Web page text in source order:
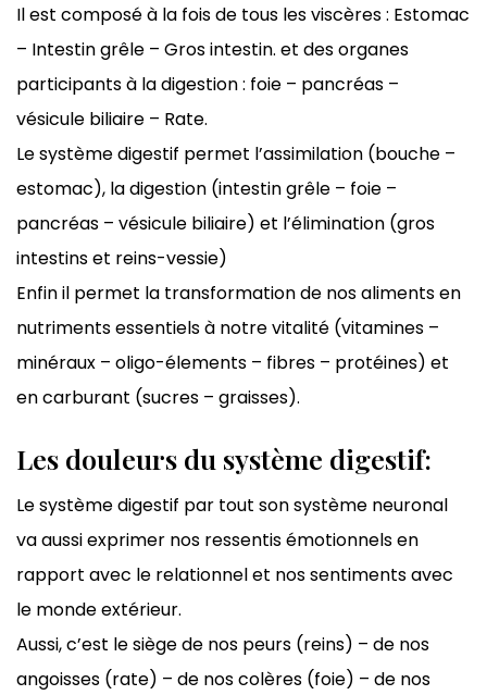
Il est composé à la fois de tous les viscères : Estomac
– Intestin grêle – Gros intestin. et des organes
participants à la digestion : foie – pancréas –
vésicule biliaire – Rate.
Le système digestif permet l’assimilation (bouche –
estomac), la digestion (intestin grêle – foie –
pancréas – vésicule biliaire) et l’élimination (gros
intestins et reins-vessie)
Enfin il permet la transformation de nos aliments en
nutriments essentiels à notre vitalité (vitamines –
minéraux – oligo-élements – fibres – protéines) et
en carburant (sucres – graisses).
Les douleurs du système digestif:
Le système digestif par tout son système neuronal
va aussi exprimer nos ressentis émotionnels en
rapport avec le relationnel et nos sentiments avec
le monde extérieur.
Aussi, c’est le siège de nos peurs (reins) – de nos
angoisses (rate) – de nos colères (foie) – de nos